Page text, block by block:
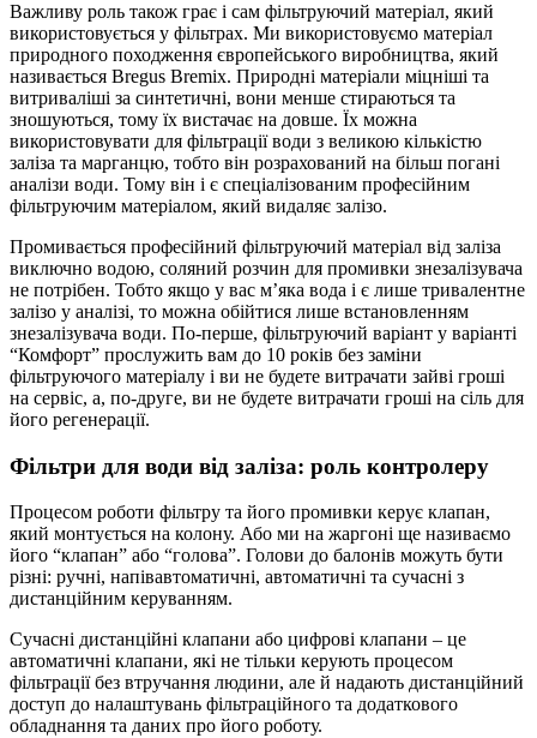
Важливу роль також грає і сам фільтруючий матеріал, який
використовується у фільтрах. Ми використовуємо матеріал
природного походження європейського виробництва, який
називається Bregus Bremix. Природні матеріали міцніші та
витриваліші за синтетичні, вони менше стираються та
зношуються, тому їх вистачає на довше. Їх можна
використовувати для фільтрації води з великою кількістю
заліза та марганцю, тобто він розрахований на більш погані
аналізи води. Тому він і є спеціалізованим професійним
фільтруючим матеріалом, який видаляє залізо.
Промивається професійний фільтруючий матеріал від заліза
виключно водою, соляний розчин для промивки знезалізувача
не потрібен. Тобто якщо у вас м’яка вода і є лише тривалентне
залізо у аналізі, то можна обійтися лише встановленням
знезалізувача води. По-перше, фільтруючий варіант у варіанті
“Комфорт” прослужить вам до 10 років без заміни
фільтруючого матеріалу і ви не будете витрачати зайві гроші
на сервіс, а, по-друге, ви не будете витрачати гроші на сіль для
його регенерації.
Фільтри для води від заліза: роль контролеру
Процесом роботи фільтру та його промивки керує клапан,
який монтується на колону. Або ми на жаргоні ще називаємо
його “клапан” або “голова”. Голови до балонів можуть бути
різні: ручні, напівавтоматичні, автоматичні та сучасні з
дистанційним керуванням.
Сучасні дистанційні клапани або цифрові клапани – це
автоматичні клапани, які не тільки керують процесом
фільтрації без втручання людини, але й надають дистанційний
доступ до налаштувань фільтраційного та додаткового
обладнання та даних про його роботу.